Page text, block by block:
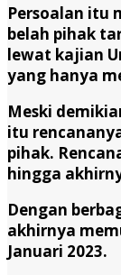
Persoalan itu
belah pihak
lewat kajian
yang hanya
Meski
itu
pihak.
hingga
Dengan
akhirnya
Januari 2023.